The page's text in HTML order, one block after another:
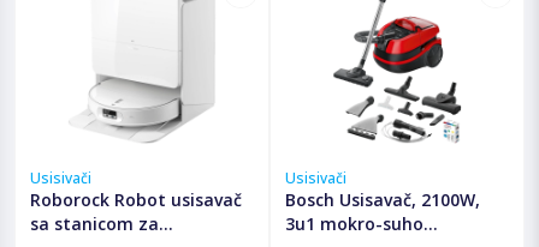
Usisivači
Roborock Robot usisavač
sa stanicom za
Usisivači
Bosch Usisavač, 2100W,
3u1 mokro-suho